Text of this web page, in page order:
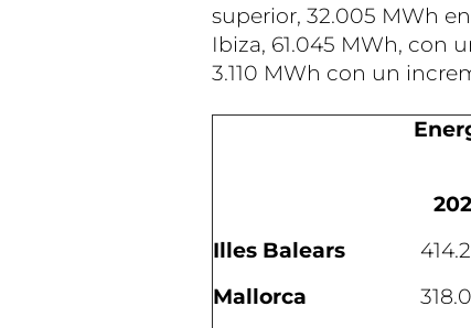
superior, 32.005 MWh
Ibiza, 61.045 MWh, con
3.110 MWh con un
Illes Balears
Mallorca